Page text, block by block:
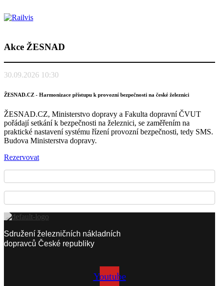
Akce ŽESNAD
30.09.2026 10:30
ŽESNAD.CZ - Harmonizace přístupu k provozní bezpečnosti na české železnici
ŽESNAD.CZ, Ministerstvo dopravy a Fakulta dopravní ČVUT
pořádají setkání k bezpečnosti na železnici, se zaměřením na
praktické nastavení systému řízení provozní bezpečnosti, tedy SMS.
Budova Ministerstva dopravy.
Rezervovat
Sdružení železničních nákladních
dopravců České republiky
Youtube